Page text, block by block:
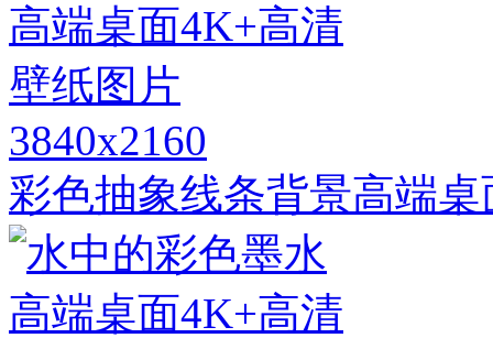
3840x2160
彩色抽象线条背景高端